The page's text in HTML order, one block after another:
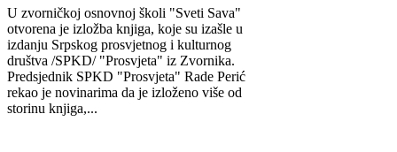
U zvorničkoj osnovnoj školi "Sveti Sava"
otvorena je izložba knjiga, koje su izašle u
izdanju Srpskog prosvjetnog i kulturnog
društva /SPKD/ "Prosvjeta" iz Zvornika.
Predsjednik SPKD "Prosvjeta" Rade Perić
rekao je novinarima da je izloženo više od
storinu knjiga,...